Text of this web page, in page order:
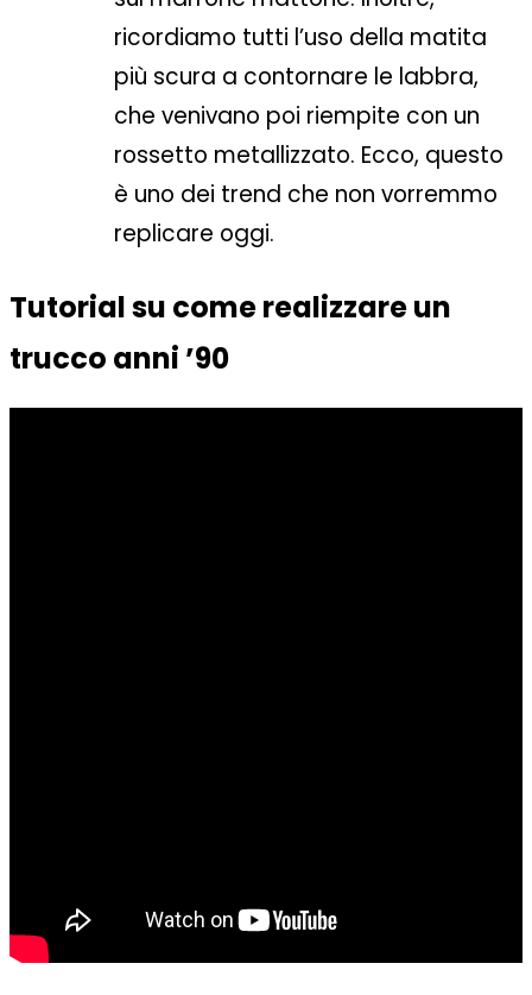
ricordiamo tutti l’uso della matita
più scura a contornare le labbra,
che venivano poi riempite con un
rossetto metallizzato. Ecco, questo
è uno dei trend che non vorremmo
replicare oggi.
Tutorial su come realizzare un
trucco anni ’90